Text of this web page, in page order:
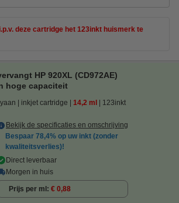
deze cartridge het 123inkt huismerk te
HP 920XL (CD972AE)
hoge capaciteit
inkjet cartridge 14,2 ml 123inkt
Bekijk de specificaties en omschrijving
Bespaar 78,4% op uw inkt (zonder
kwaliteitsverlies)!
Direct leverbaar
Morgen in huis
Prijs per ml € 0,88